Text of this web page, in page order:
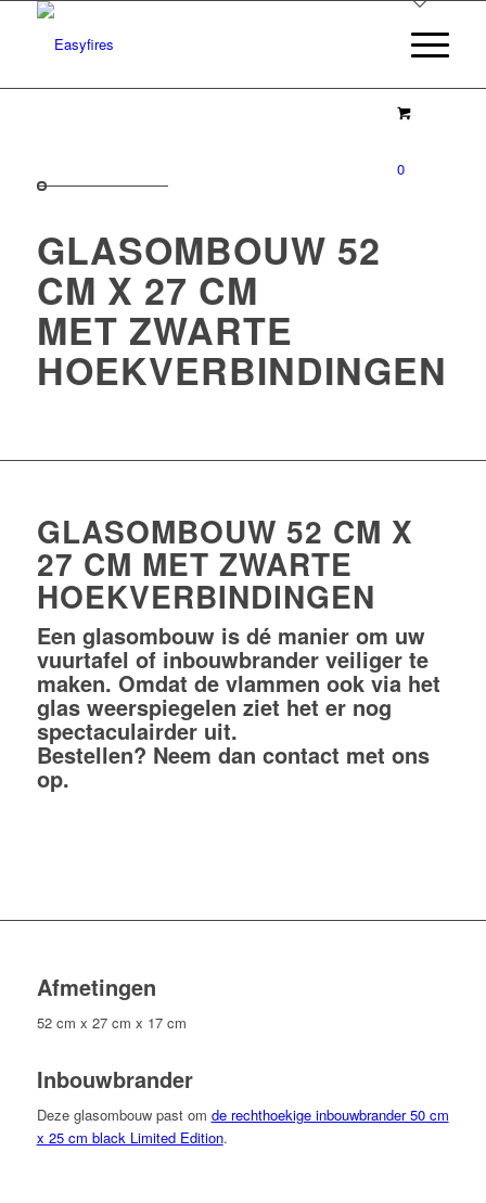
0
GLASOMBOUW 52
CM X 27 CM
MET ZWARTE
HOEKVERBINDINGEN
GLASOMBOUW 52 CM X
27 CM MET ZWARTE
HOEKVERBINDINGEN
Een glasombouw is dé manier om uw
vuurtafel of inbouwbrander veiliger te
maken. Omdat de vlammen ook via het
glas weerspiegelen ziet het er nog
spectaculairder uit.
Bestellen? Neem dan contact met ons
op.
Afmetingen
52 cm x 27 cm x 17 cm
Inbouwbrander
Deze glasombouw past om de rechthoekige inbouwbrander 50 cm
x 25 cm black Limited Edition.